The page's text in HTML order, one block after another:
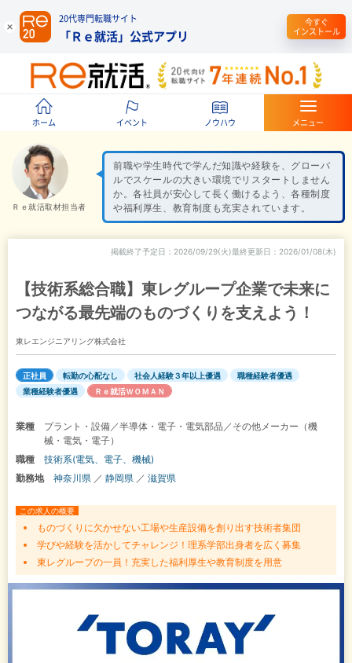
20代専門転職サイト
「Ｒｅ就活」公式アプリ
今すぐ
インストール
ホーム イベント ノウハウ メニュー
前職や学生時代で学んだ知識や経験を、グローバ
ルでスケールの大きい環境でリスタートしません
か。各社員が安心して長く働けるよう、各種制度
や福利厚生、教育制度も充実されています。
Ｒｅ就活取材担当者
最終更新日 2026/01/08(木)
掲載終了予定日 2026/09/29(火)
【技術系総合職】東レグループ企業で未来に
つながる最先端のものづくりを支えよう！
東レエンジニアリング株式会社
正社員 転勤の心配なし 社会人経験３年以上優遇
職種経験者優遇
業種経験者優遇
Ｒｅ就活ＷＯＭＡＮ
業種
プラント・設備／半導体・電子・電気部品／その他メーカー（機
械・電気・電子）
職種
技術系(電気、電子、機械)
勤務地
神奈川県 ／ 静岡県 ／ 滋賀県
この求人の概要
ものづくりに欠かせない工場や生産設備を創り出す技術者集団
学びや経験を活かしてチャレンジ！理系学部出身者を広く募集
東レグループの一員！充実した福利厚生や教育制度を用意